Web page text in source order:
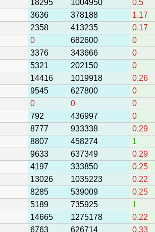
18295 1004950 0.5
3636 378188 1.17
2358 413235 0.17
0 682600 0
3376 343666 0
5321 202150 0
14416 1019918 0.26
9545 627800 0
0 0 0
792 436997 0
8777 933338 0.29
8807 458274 1
9633 637349 0.29
4197 333850 0.25
13026 1035223 0.22
8285 539009 0.25
5189 735925 1
14665 1275178 0.22
6763 626714 0.33